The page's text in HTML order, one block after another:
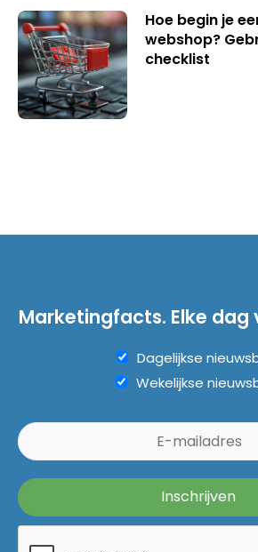
Hoe begin je
webshop?
checklist
Marketingfacts. Elke dag
Dagelijkse
Wekelijkse